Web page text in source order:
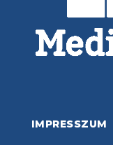
IMPRESSZUM